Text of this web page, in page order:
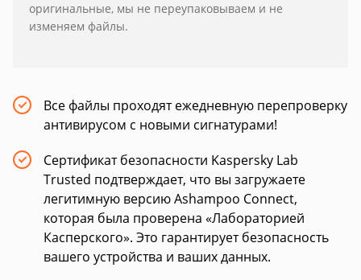
оригинальные, мы не переупаковываем и не
изменяем файлы.
Все файлы проходят ежедневную перепроверку
антивирусом с новыми сигнатурами!
Сертификат безопасности Kaspersky Lab
Trusted подтверждает, что вы загружаете
легитимную версию Ashampoo Connect,
которая была проверена «Лабораторией
Касперского». Это гарантирует безопасность
вашего устройства и ваших данных.